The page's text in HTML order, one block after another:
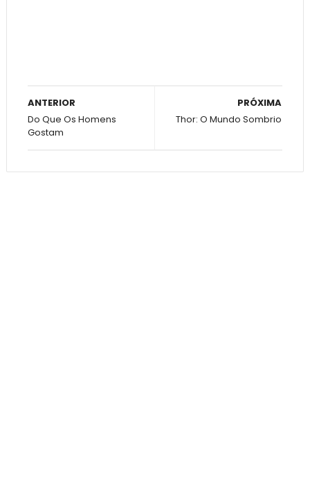
PRÓXIMA
Thor: O Mundo Sombrio
ANTERIOR
Do Que Os Homens
Gostam